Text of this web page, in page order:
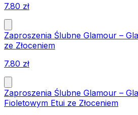
7.80 zł
Zaproszenia Ślubne Glamour –
ze Złoceniem
7.80 zł
Zaproszenia Ślubne Glamour –
Fioletowym Etui ze Złoceniem